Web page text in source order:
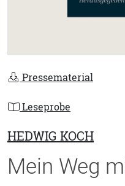
Pressematerial
Leseprobe
HEDWIG KOCH
Mein Weg